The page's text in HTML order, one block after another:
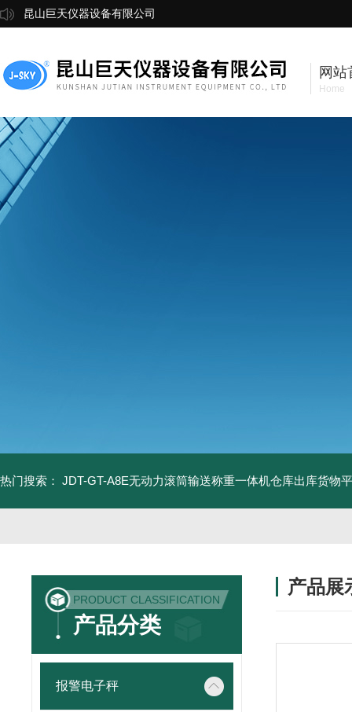
昆山巨天仪器设备有限公司
网站
Home
热门搜索： JDT-GT-A8E无动力滚筒输送称重一体机仓库出库货物
PRODUCT CLASSIFICATION
产品分类
报警电子秤
产品展